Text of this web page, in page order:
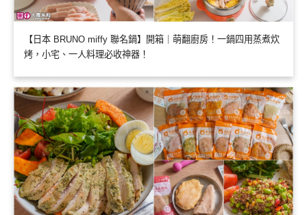
【日本 BRUNO miffy 聯名鍋】開箱｜萌翻廚房！一鍋四用蒸煮炊
烤，小宅、一人料理必收神器！